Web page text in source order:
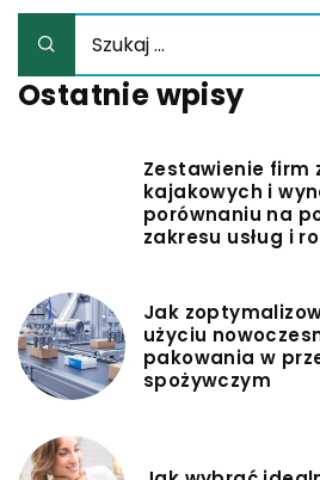
Ostatnie wpisy
Zestawienie firm
kajakowych i
porównaniu na
zakresu usług i
Jak
użyciu
pakowania w
spożywczym